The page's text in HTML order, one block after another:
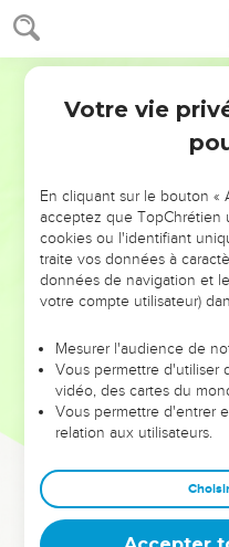
Esther 5
Le texte conduit plutôt à ce
14 De même que les
comme la conseillère de
la possibilité d'un refus de
qui incline les cœurs (6.1et
dressé à l'avance pour que
immédiatement et
d'affront à essuyer.
que la victoire d'Haman
être ici que la trame de la
serrée. La foi a déjà
mise à mort. Mais que
ennemis des Juifs ! Les
d'Haman sont à leur
suit l'invisible main de
Votre vie
En cliquant sur le bouton «
acceptez que TopChrétien
cookies ou l'identifiant
traite vos données à
données de navigation et
votre compte utilisateur)
Mesurer l'audience de
Vous permettre d'utiliser
vidéo, des cartes du
Vous permettre d'entrer
relation aux utilisateurs.